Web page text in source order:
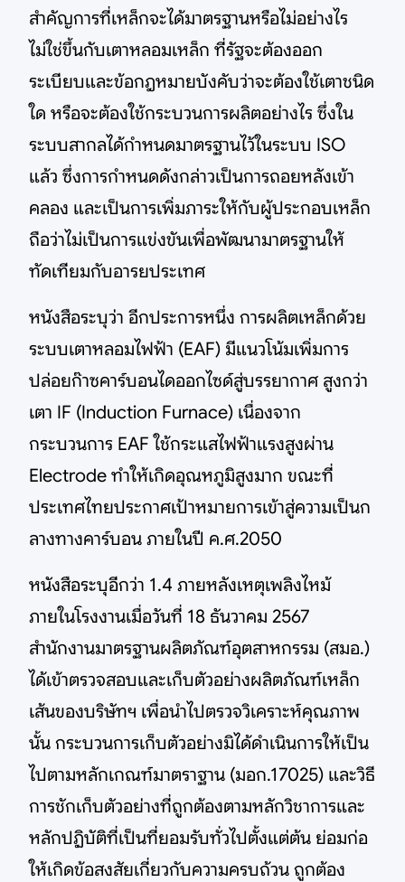
สำคัญการที่เหล็กจะได้มาตรฐานหรือไม่อย่างไร
ไม่ใช่ขึ้นกับเตาหลอมเหล็ก ที่รัฐจะต้องออก
ระเบียบและข้อกฎหมายบังคับว่าจะต้องใช้เตาชนิด
ใด หรือจะต้องใช้กระบวนการผลิตอย่างไร ซึ่งใน
ระบบสากลได้กำหนดมาตรฐานไว้ในระบบ ISO
แล้ว ซึ่งการกำหนดดังกล่าวเป็นการถอยหลังเข้า
คลอง และเป็นการเพิ่มภาระให้กับผู้ประกอบเหล็ก
ถือว่าไม่เป็นการแข่งขันเพื่อพัฒนามาตรฐานให้
ทัดเทียมกับอารยประเทศ
หนังสือระบุว่า อีกประการหนึ่ง การผลิตเหล็กด้วย
ระบบเตาหลอมไฟฟ้า (EAF) มีแนวโน้มเพิ่มการ
ปล่อยก๊าซคาร์บอนไดออกไซด์สู่บรรยากาศ สูงกว่า
เตา IF (Induction Furnace) เนื่องจาก
กระบวนการ EAF ใช้กระแสไฟฟ้าแรงสูงผ่าน
Electrode ทำให้เกิดอุณหภูมิสูงมาก ขณะที่
ประเทศไทยประกาศเป้าหมายการเข้าสู่ความเป็นก
ลางทางคาร์บอน ภายในปี ค.ศ.2050
หนังสือระบุอีกว่า 1.4 ภายหลังเหตุเพลิงไหม้
ภายในโรงงานเมื่อวันที่ 18 ธันวาคม 2567
สำนักงานมาตรฐานผลิตภัณฑ์อุตสาหกรรม (สมอ.)
ได้เข้าตรวจสอบและเก็บตัวอย่างผลิตภัณฑ์เหล็ก
เส้นของบริษัทฯ เพื่อนำไปตรวจวิเคราะห์คุณภาพ
นั้น กระบวนการเก็บตัวอย่างมิได้ดำเนินการให้เป็น
ไปตามหลักเกณฑ์มาตราฐาน (มอก.17025) และวิธี
การชักเก็บตัวอย่างที่ถูกต้องตามหลักวิชาการและ
หลักปฏิบัติที่เป็นที่ยอมรับทั่วไปตั้งแต่ต้น ย่อมก่อ
ให้เกิดข้อสงสัยเกี่ยวกับความครบถ้วน ถูกต้อง